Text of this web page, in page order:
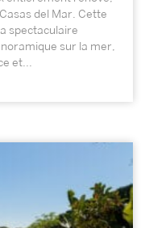
del Mar. Cette
spectaculaire
sur la mer,
et...